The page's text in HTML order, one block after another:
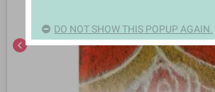
chevron_left
DO NOT SHOW THIS POPUP AGAIN.